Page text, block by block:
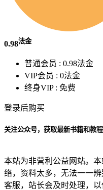
0.98法金
普通会员 : 0.98法金
VIP会员 : 0法金
终身VIP : 免费
登录后购买
关注公众号，获取最新书籍和教程
本站为非营利公益网站。
络，资料太多，无法一一
客服，站长会及时处理，以